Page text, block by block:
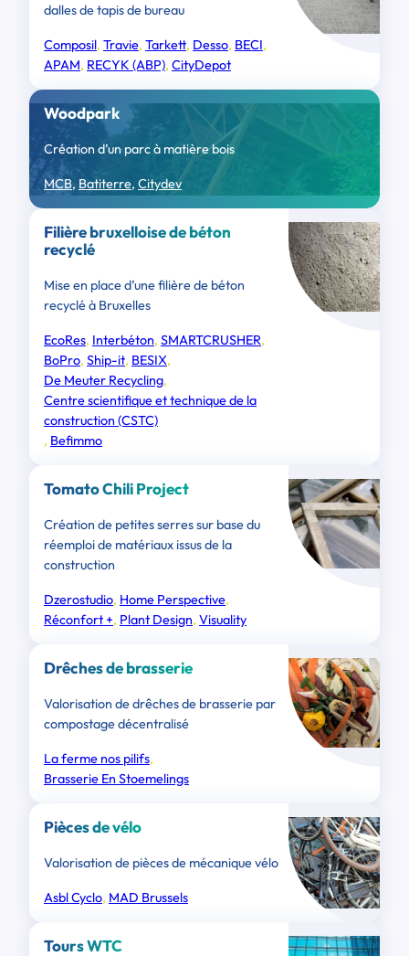
dalles de tapis de bureau
Composil, Travie, Tarkett, Desso, BECI,
APAM, RECYK (ABP), CityDepot
Woodpark
Création d’un parc à matière bois
MCB, Batiterre, Citydev
Filière bruxelloise de béton
recyclé
Mise en place d’une filière de béton
recyclé à Bruxelles
EcoRes, Interbéton, SMARTCRUSHER,
BoPro, Ship-it, BESIX,
De Meuter Recycling,
Centre scientifique et technique de la
construction (CSTC)
, Befimmo
Tomato Chili Project
Création de petites serres sur base du
réemploi de matériaux issus de la
construction
Dzerostudio, Home Perspective,
Réconfort +, Plant Design, Visuality
Drêches de brasserie
Valorisation de drêches de brasserie par
compostage décentralisé
La ferme nos pilifs,
Brasserie En Stoemelings
Pièces de vélo
Valorisation de pièces de mécanique vélo
Asbl Cyclo, MAD Brussels
Tours WTC